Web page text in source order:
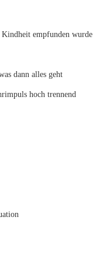
empfunden wurde
alles geht
hoch trennend